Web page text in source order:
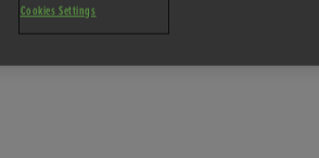
Cookies Settings